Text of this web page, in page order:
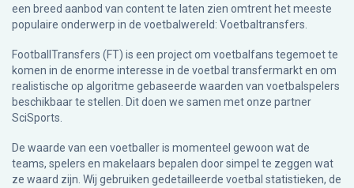
een breed aanbod van content te laten zien omtrent het meeste
populaire onderwerp in de voetbalwereld: Voetbaltransfers.
FootballTransfers (FT) is een project om voetbalfans tegemoet te
komen in de enorme interesse in de voetbal transfermarkt en om
realistische op algoritme gebaseerde waarden van voetbalspelers
beschikbaar te stellen. Dit doen we samen met onze partner
SciSports
De waarde van een voetballer is momenteel gewoon wat de
teams, spelers en makelaars bepalen door simpel te zeggen wat
ze waard zijn. Wij gebruiken gedetailleerde voetbal statistieken, de